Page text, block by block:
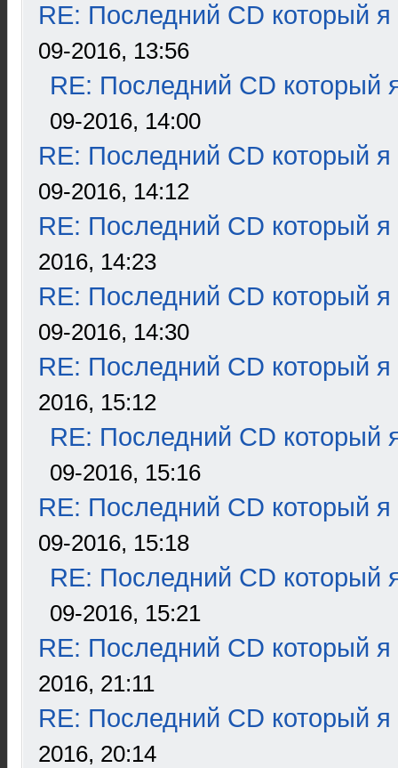
RE: Последний CD который я
09-2016, 13:56
RE: Последний CD который
09-2016, 14:00
RE: Последний CD который я
09-2016, 14:12
RE: Последний CD который я
2016, 14:23
RE: Последний CD который я
09-2016, 14:30
RE: Последний CD который я
2016, 15:12
RE: Последний CD который
09-2016, 15:16
RE: Последний CD который я
09-2016, 15:18
RE: Последний CD который
09-2016, 15:21
RE: Последний CD который я
2016, 21:11
RE: Последний CD который я
2016, 20:14